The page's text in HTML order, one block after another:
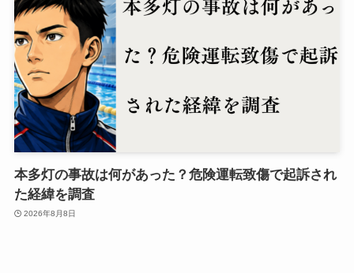
本多灯の事故は何があった？危険運転致傷で起訴され
た経緯を調査
2026年8月8日